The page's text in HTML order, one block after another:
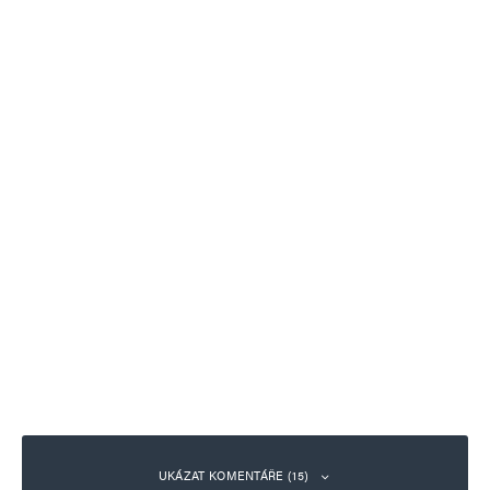
UKÁZAT KOMENTÁŘE (15)